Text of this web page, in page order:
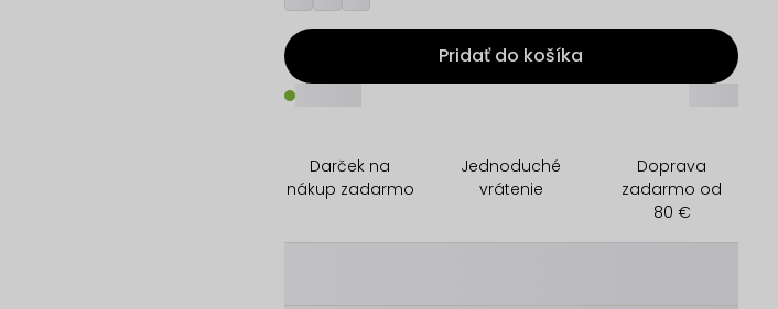
Pridať do košíka
_____
Darček na
nákup zadarmo
Jednoduché
vrátenie
Doprava
zadarmo od
80 €